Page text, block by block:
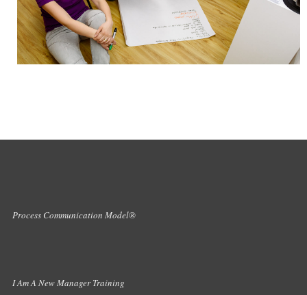
Process Communication Model®
I Am A New Manager Training